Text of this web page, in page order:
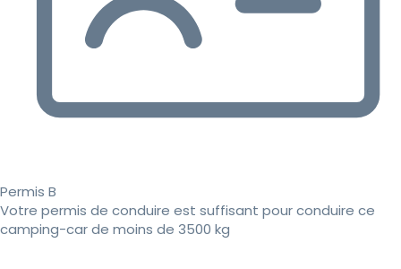
Permis B
Votre permis de conduire est suffisant pour conduire ce
camping-car de moins de 3500 kg